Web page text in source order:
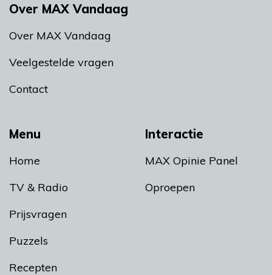
Menu
Home
TV & Radio
Prijsvragen
Puzzels
Recepten
Interactie
MAX Opinie Panel
Oproepen
Over MAX Vandaag
Over MAX Vandaag
Veelgestelde vragen
Contact